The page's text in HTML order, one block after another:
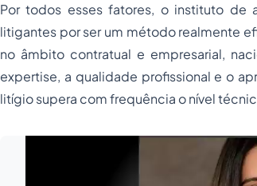
Por todos esses fatores, o instituto de
litigantes por ser um método realmente
no âmbito contratual e empresarial,
expertise, a qualidade profissional e o
litígio supera com frequência o nível